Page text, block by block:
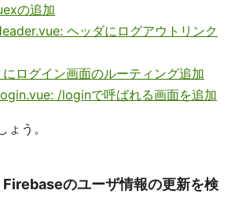
の追加
ヘッダにログアウトリンク
ログイン画面のルーティング追加
/loginで呼ばれる画面を追加
う。
のユーザ情報の更新を検